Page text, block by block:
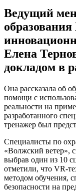
Ведущий
Елена
докладом в
Она рассказала об
помощи с
реальности на
разработанного
тренажер был
Специалисты по
«Волжский ветер»,
выбрав один из 10
отметили, что VR-
методом обучения,
безопасности на